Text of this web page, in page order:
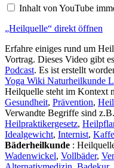
Inhalt von YouTube
„Heilquelle“ direkt öffnen
Erfahre einiges rund um
Vortrag. Dieses Video gibt
Podcast. Es ist erstellt
Yoga Wiki Naturheilkunde
Heilquelle steht im Kontext
Gesundheit, Prävention,
Verwandte Begriffe sind
Heilpraktikergesetz,
Idealgewicht, Internist,
Bäderheilkunde :
Wadenwickel, Vollbäder,